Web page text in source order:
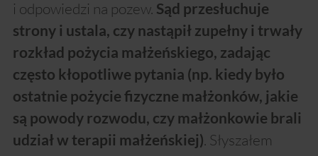
i odpowiedzi na pozew. Sąd przesłuchuje
strony i ustala, czy nastąpił zupełny i trwały
rozkład pożycia małżeńskiego, zadając
często kłopotliwe pytania (np. kiedy było
ostatnie pożycie fizyczne małżonków, jakie
są powody rozwodu, czy małżonkowie brali
udział w terapii małżeńskiej). Słyszałem